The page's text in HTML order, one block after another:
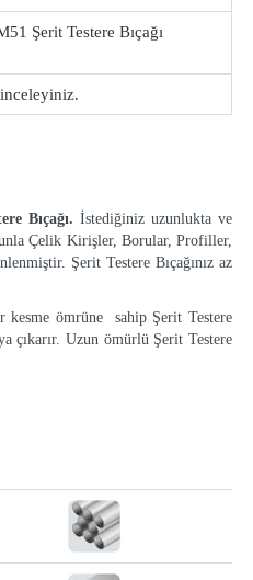
Şerit Testere Bıçağı
Bıçağı. İstediğiniz uzunlukta ve
Çelik Kirişler, Borular, Profiller,
Şerit Testere Bıçağınız az
kesme ömrüne sahip Şerit Testere
çıkarır. Uzun ömürlü Şerit Testere